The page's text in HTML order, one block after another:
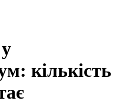
кількість